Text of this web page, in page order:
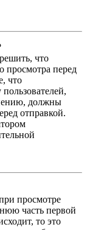
что
просмотра перед
что
должны
отправкой.
просмотре
часть первой
то это